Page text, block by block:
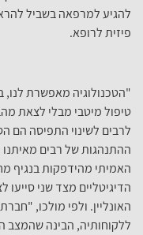
להגיע למרפאה בשביל
פיזית לרופא.
"הטכנולוגיה מאפשרת
טיפול מיטבי מבלי לצאת
לרבים לשינוי התפיסה הם
ההתנהגות של רבים
האמיתי מהידפקות בנגיף
הדיגיטליים מצד שני
האונליין. ולפי מולכו,
ללקוחותיה, הבינה שהמצב